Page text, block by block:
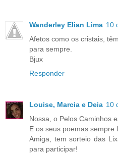
Wanderley Elian Lima 10
Afetos como os cristais,
para sempre.
Bjux
Responder
Louise, Marcia e Deia 10
Nossa, o Pelos Caminhos
E os seus poemas sempre
Amiga, tem sorteio das
para participar!